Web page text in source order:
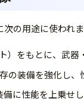
の用途に使われま
）をもとに、武
存の装備を強化し
備に性能を上乗せ